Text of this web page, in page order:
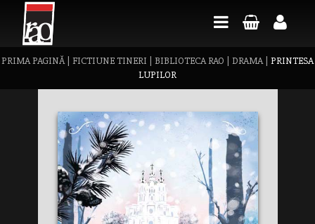
PRIMA PAGINĂ| FICTIUNE TINERI BIBLIOTECA RAO DRAMA| PRINTESA
LUPILOR